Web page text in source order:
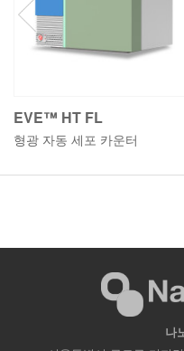
EVE™ HT FL
형광 자동 세포 카운터
나